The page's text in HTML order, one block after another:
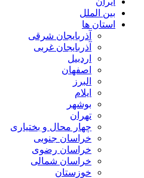
بین الملل
استان ها
آذربایجان شرقی
آذربایجان غربی
اردبیل
اصفهان
البرز
ایلام
بوشهر
تهران
چهار محال و بختیاری
خراسان جنوبی
خراسان رضوی
خراسان شمالی
خوزستان